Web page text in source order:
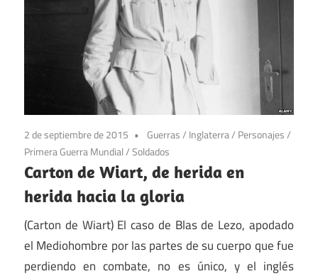
2 de septiembre de 2015 Guerras/ Inglaterra/ Personajes/
Primera Guerra Mundial/Soldados
Carton de Wiart, de herida en
herida hacia la gloria
(Carton de Wiart) El caso de Blas de Lezo, apodado
el Mediohombre por las partes de su cuerpo que fue
perdiendo en combate, no es único, y el inglés